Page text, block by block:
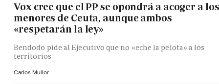
Vox cree que el PP se opondrá a acoger a los
menores de Ceuta, aunque ambos
«respetarán la ley»
Bendodo pide al Ejecutivo que no «eche la pelota» a los
territorios
Carlos Mullor